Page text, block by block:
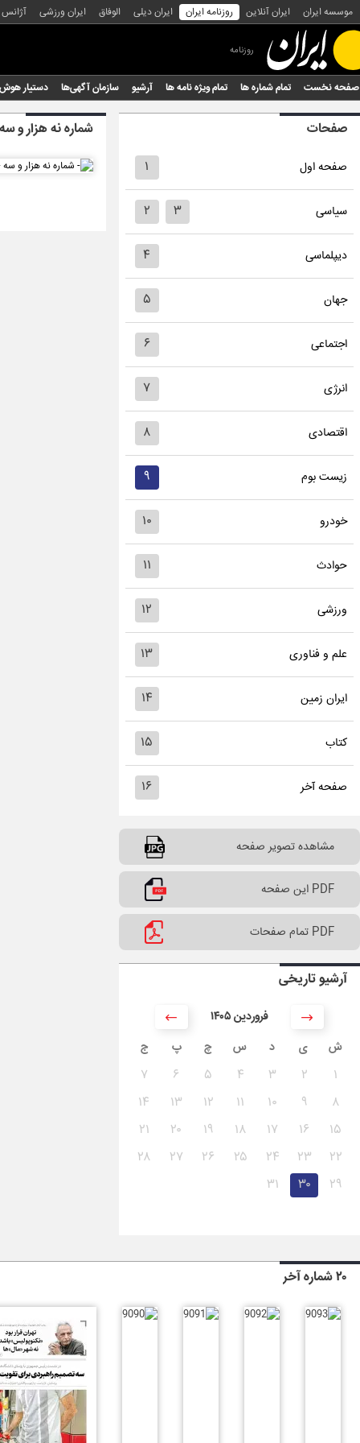
موسسه ایران ایران آنلاین روزنامه ایران ایران دیلی الوفاق ایران ورزشی
روزنامه
صفحه نخست تمام شماره ها تمام ویژه نامه ها آرشیو سازمان آگهی‌ها دستیار
صفحات
صفحه اول ۱
سیاسی ۲ ۳
دیپلماسی ۴
جهان ۵
اجتماعی ۶
انرژی ۷
اقتصادی ۸
زیست بوم ۹
خودرو ۱۰
حوادث ۱۱
ورزشی ۱۲
علم و فناوری ۱۳
ایران زمین ۱۴
کتاب ۱۵
صفحه آخر ۱۶
مشاهده تصویر صفحه
PDF این صفحه
PDF تمام صفحات
آرشیو تاریخی
۱۴۰۵ فروردین
ش
ی د س چ پ ج
۱ ۲ ۳ ۴ ۵ ۶
۷
۸
۹ ۱۰ ۱۱ ۱۲ ۱۳
۱۴
۱۵
۱۶ ۱۷ ۱۸ ۱۹ ۲۰
۲۱
۲۲
۲۳ ۲۴ ۲۵ ۲۶ ۲۷
۲۸
۲۹
۳۰ ۳۱
شماره نه هزار و
۲۰ شماره آخر